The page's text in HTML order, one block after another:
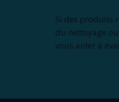
Si des produits
du nettoyage
vous aider à